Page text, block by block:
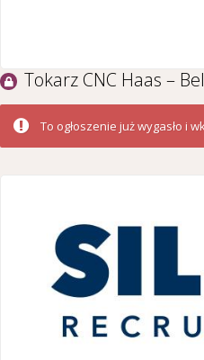
Tokarz CNC Haas –
To ogłoszenie już wygasło i